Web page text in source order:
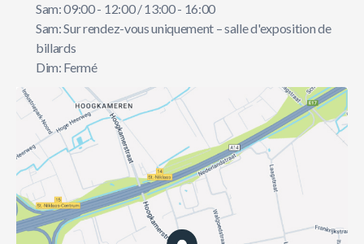
Sam: 09:00 - 12:00 / 13:00 - 16:00
Sam: Sur rendez-vous uniquement – salle d'exposition de
billards
Dim: Fermé